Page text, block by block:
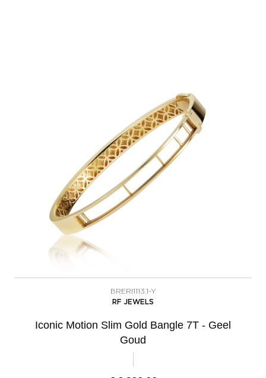
BRERI1113.1-Y
RF JEWELS
Iconic Motion Slim Gold Bangle 7T - Geel
Goud